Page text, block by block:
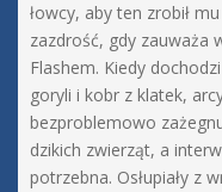
łowcy, aby ten zrobił
zazdrość, gdy zauważa
Flashem. Kiedy
goryli i kobr z klatek,
bezproblemowo
dzikich zwierząt, a
potrzebna. Osłupiały z